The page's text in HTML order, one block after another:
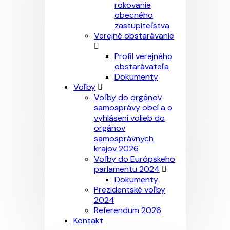
rokovanie
obecného
zastupiteľstva
Verejné obstarávanie
Profil verejného
obstarávateľa
Dokumenty
Voľby
Voľby do orgánov
samosprávy obcí a o
vyhlásení volieb do
orgánov
samosprávnych
krajov 2026
Voľby do Európskeho
parlamentu 2024
Dokumenty
Prezidentské voľby
2024
Referendum 2026
Kontakt